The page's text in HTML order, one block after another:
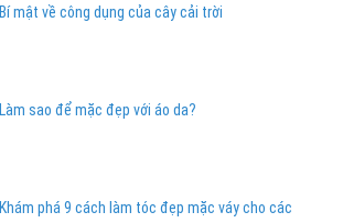
Bí mật về công dụng của cây cải trời
Làm sao để mặc đẹp với áo da?
Khám phá 9 cách làm tóc đẹp mặc váy cho các